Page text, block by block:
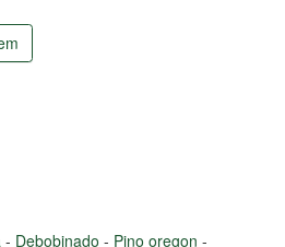
- Debobinado - Pino oregon -